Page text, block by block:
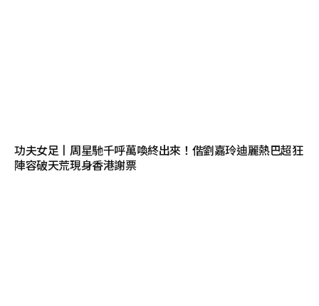
功夫女足丨周星馳千呼萬喚終出來！偕劉嘉玲迪麗熱巴超狂
陣容破天荒現身香港謝票